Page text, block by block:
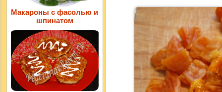
Макароны с фасолью и
шпинатом